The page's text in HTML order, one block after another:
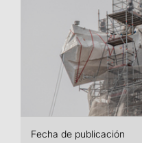
Fecha de publicación